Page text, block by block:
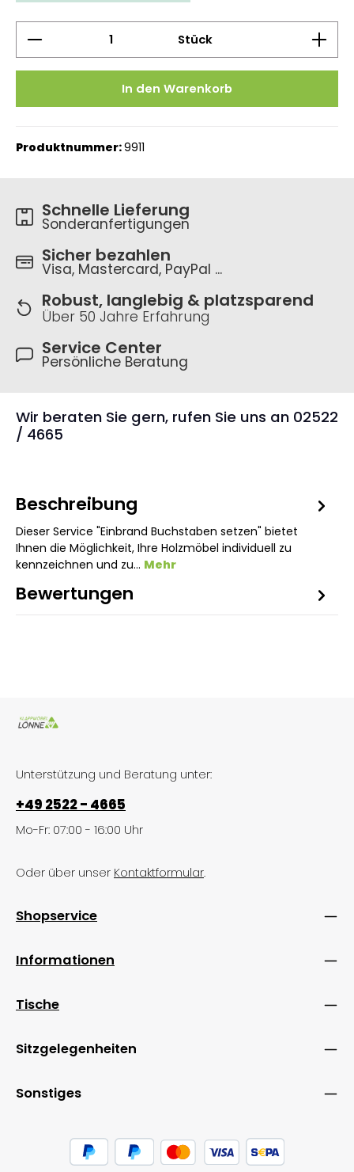
Produkt Anzahl: Gib den gewünschten Wert
Stück
In den Warenkorb
Produktnummer:9911
Schnelle Lieferung
Sonderanfertigungen
Sicher bezahlen
Visa, Mastercard, PayPal ...
Robust, langlebig & platzsparend
Über 50 Jahre Erfahrung
Service Center
Persönliche Beratung
Wir beraten Sie gern, rufen Sie uns an 02522
/ 4665
Beschreibung
Dieser Service "Einbrand Buchstaben setzen" bietet
Ihnen die Möglichkeit, Ihre Holzmöbel individuell zu
kennzeichnen und zu… Mehr
Bewertungen
Unterstützung und Beratung unter:
+49 2522 - 4665
Mo-Fr: 07:00 - 16:00 Uhr
Oder über unser Kontaktformular.
Shopservice
Informationen
Tische
Sitzgelegenheiten
Sonstiges